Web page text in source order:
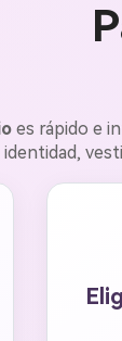
es rápido e
identidad,